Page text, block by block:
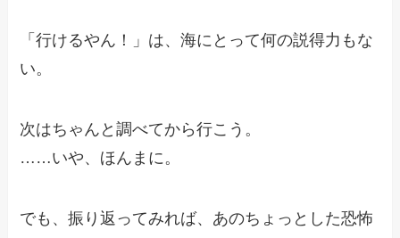
「行けるやん！」は、海にとって何の説得力もな
い。
次はちゃんと調べてから行こう。
……いや、ほんまに。
でも、振り返ってみれば、あのちょっとした恐怖